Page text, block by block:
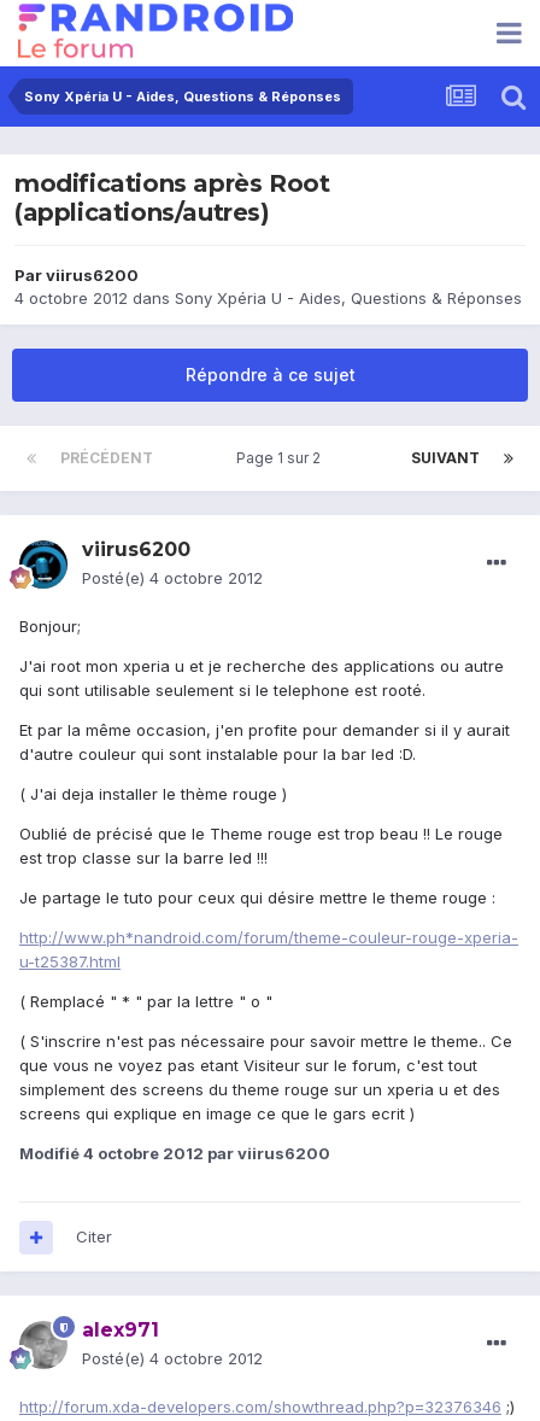
Sony Xpéria U - Aides, Questions & Réponses
modifications après Root
(applications/autres)
Parviirus6200
4 octobre 2012 dans Sony Xpéria U - Aides, Questions & Réponses
Répondre à ce sujet
PRÉCÉDENT SUIVANT
Page 1 sur 2
viirus6200
Posté(e) 4 octobre 2012
Bonjour;
J'ai root mon xperia u et je recherche des applications ou autre
qui sont utilisable seulement si le telephone est rooté.
Et par la même occasion, j'en profite pour demander si il y aurait
d'autre couleur qui sont instalable pour la bar led :D.
( J'ai deja installer le thème rouge )
Oublié de précisé que le Theme rouge est trop beau !! Le rouge
est trop classe sur la barre led !!!
Je partage le tuto pour ceux qui désire mettre le theme rouge :
http://www.ph*nandroid.com/forum/theme-couleur-rouge-xperia-
u-t25387.html
( Remplacé " * " par la lettre " o "
( S'inscrire n'est pas nécessaire pour savoir mettre le theme.. Ce
que vous ne voyez pas etant Visiteur sur le forum, c'est tout
simplement des screens du theme rouge sur un xperia u et des
screens qui explique en image ce que le gars ecrit )
Modifié4 octobre 2012 par viirus6200
Citer
alex971
Posté(e) 4 octobre 2012
http://forum.xda-developers.com/showthread.php?p=32376346 ;)